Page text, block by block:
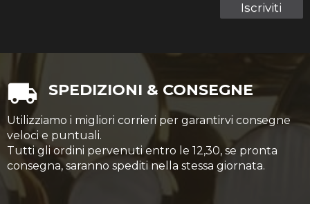
Iscriviti
SPEDIZIONI & CONSEGNE
Utilizziamo i migliori corrieri per garantirvi consegne
veloci e puntuali.
Tutti gli ordini pervenuti entro le 12,30, se pronta
consegna, saranno spediti nella stessa giornata.